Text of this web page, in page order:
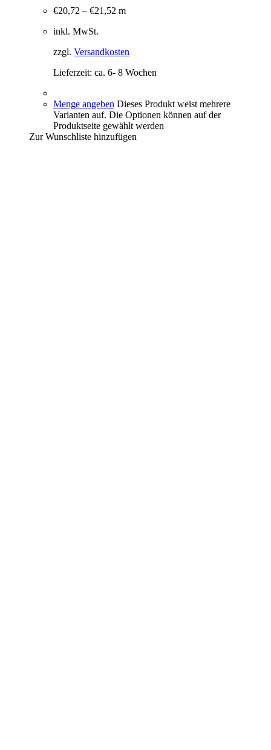
€20,72 – €21,52 m
inkl. MwSt.
zzgl. Versandkosten
Lieferzeit: ca. 6- 8 Wochen
Menge angeben Dieses Produkt weist mehrere
Varianten auf. Die Optionen können auf der
Produktseite gewählt werden
Zur Wunschliste hinzufügen